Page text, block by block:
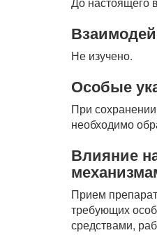
Не изучено.
Особые
При
необходимо
Влияние
Прием
требующих
средствами,